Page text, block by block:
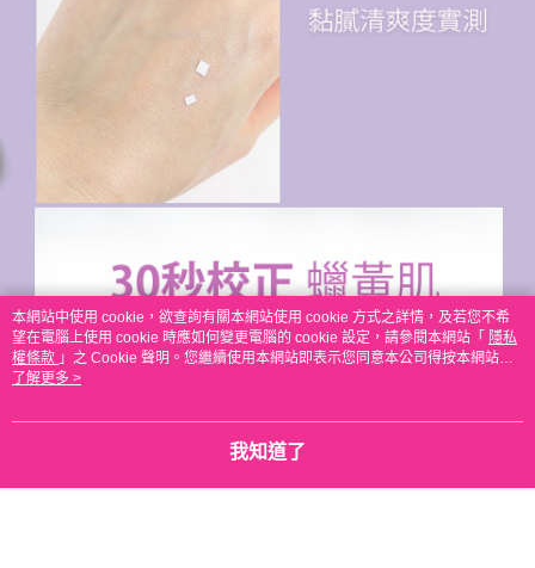
本網站中使用 cookie，欲查詢有關本網站使用 cookie 方式之詳情，及若您不希
望在電腦上使用 cookie 時應如何變更電腦的 cookie 設定，請參閱本網站「 隱私
權條款 」之 Cookie 聲明。您繼續使用本網站即表示您同意本公司得按本網站使
用條款之 Cookie 聲明使用 cookie。
了解更多 >
我知道了